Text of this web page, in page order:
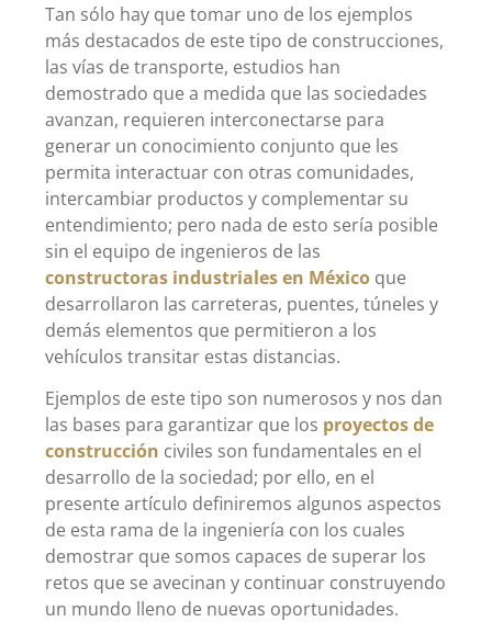
Tan sólo hay que tomar uno de los ejemplos
más destacados de este tipo de construcciones,
las vías de transporte, estudios han
demostrado que a medida que las sociedades
avanzan, requieren interconectarse para
generar un conocimiento conjunto que les
permita interactuar con otras comunidades,
intercambiar productos y complementar su
entendimiento; pero nada de esto sería posible
sin el equipo de ingenieros de las
constructoras industriales en México que
desarrollaron las carreteras, puentes, túneles y
demás elementos que permitieron a los
vehículos transitar estas distancias.
Ejemplos de este tipo son numerosos y nos dan
las bases para garantizar que los proyectos de
construcción civiles son fundamentales en el
desarrollo de la sociedad; por ello, en el
presente artículo definiremos algunos aspectos
de esta rama de la ingeniería con los cuales
demostrar que somos capaces de superar los
retos que se avecinan y continuar construyendo
un mundo lleno de nuevas oportunidades.